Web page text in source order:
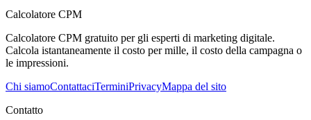
Calcolatore CPM
Calcolatore CPM gratuito per gli esperti di marketing digitale.
Calcola istantaneamente il costo per mille, il costo della campagna o
le impressioni.
Chi siamoContattaciTerminiPrivacyMappa del sito
Contatto